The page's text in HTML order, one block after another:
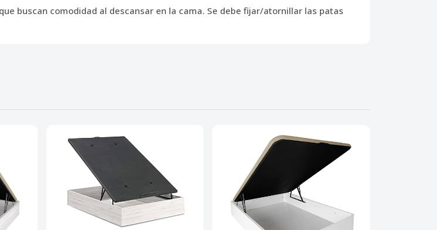
buscan comodidad al descansar en la cama. Se debe fijar/atornillar las patas